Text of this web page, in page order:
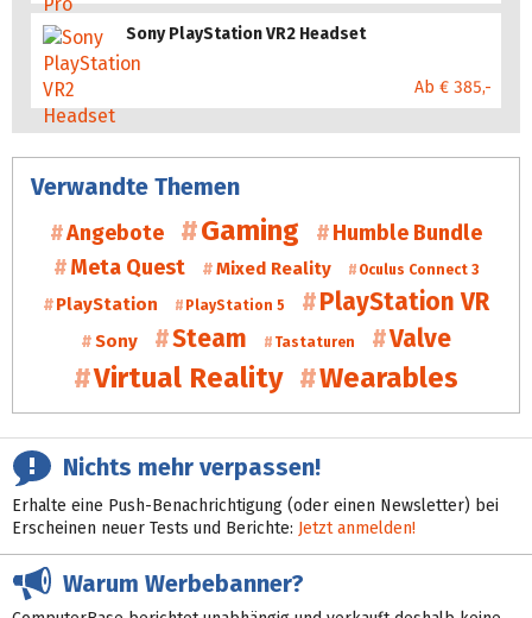
Sony PlayStation VR2 Headset
Ab € 385,-
Verwandte Themen
Angebote Gaming
Humble Bundle
Meta Quest
Mixed Reality Oculus Connect 3
PlayStation PlayStation 5 PlayStation VR
Sony Steam Tastaturen Valve
Virtual Reality Wearables
Nichts mehr verpassen!
Erhalte eine Push-Benachrichtigung (oder einen Newsletter) bei
Erscheinen neuer Tests und Berichte: Jetzt anmelden!
Warum Werbebanner?